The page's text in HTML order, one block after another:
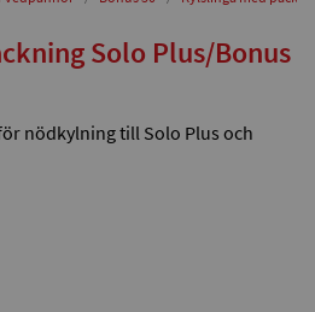
Solo Plus/Bonus
nödkylning till Solo Plus och